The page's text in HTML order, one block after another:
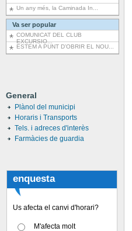
Un any més, la Caminada In...
Va ser popular
COMUNICAT DEL CLUB
EXCURSIO...
ESTEM A PUNT D’OBRIR EL NOU...
General
Plànol del municipi
Horaris i Transports
Tels. i adreces d'interès
Farmàcies de guardia
enquesta
Us afecta el canvi d'horari?
M'afecta molt